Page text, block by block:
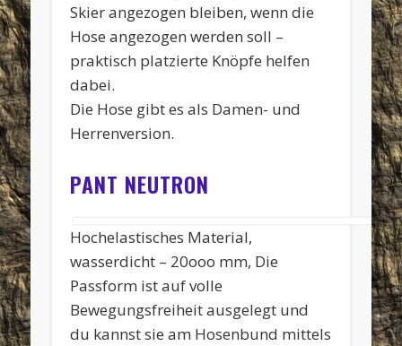
Skier angezogen bleiben, wenn die
Hose angezogen werden soll –
praktisch platzierte Knöpfe helfen
dabei.
Die Hose gibt es als Damen- und
Herrenversion.
PANT NEUTRON
Hochelastisches Material,
wasserdicht – 20ooo mm, Die
Passform ist auf volle
Bewegungsfreiheit ausgelegt und
du kannst sie am Hosenbund mittels